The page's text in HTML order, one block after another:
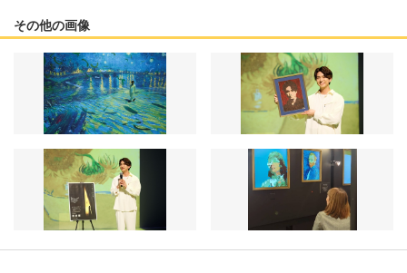
その他の画像